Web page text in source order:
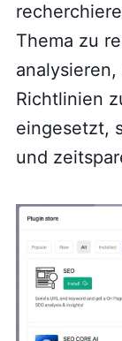
Thema zu
Richtlinien
eingesetzt,
und